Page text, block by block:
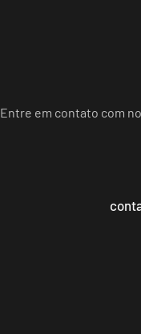
Entre em contato com